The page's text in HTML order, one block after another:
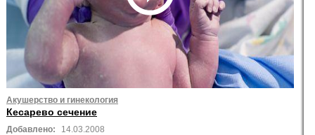
Акушерство и гинекология
Кесарево сечение
Добавлено:
14.03.2008